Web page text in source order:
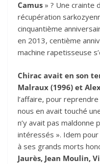
Camus » ? Une crainte
récupération
cinquantième
en 2013, centième
machine rapetisseuse
Chirac avait en son
Malraux (1996) et
l’affaire, pour
nous en avait touché
n’y avait pas maldonne
intéressés ». Idem
à ses grands morts
Jaurès, Jean Moulin,